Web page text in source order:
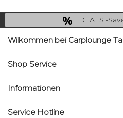
DEALS -
Wilkommen bei Carplounge
Shop Service
Informationen
Service Hotline